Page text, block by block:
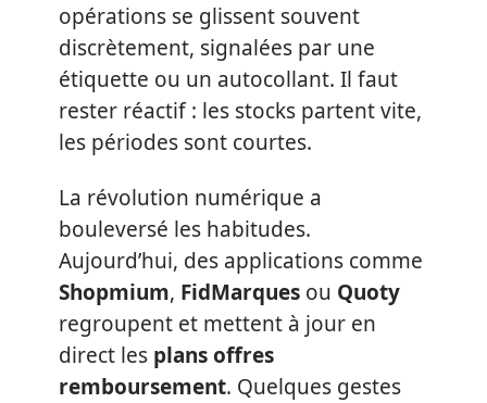
opérations se glissent souvent
discrètement, signalées par une
étiquette ou un autocollant. Il faut
rester réactif : les stocks partent vite,
les périodes sont courtes.
La révolution numérique a
bouleversé les habitudes.
Aujourd’hui, des applications comme
Shopmium, FidMarques ou Quoty
regroupent et mettent à jour en
direct les plans offres
remboursement. Quelques gestes